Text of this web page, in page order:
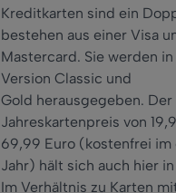
Kreditkarten sind ein
bestehen aus einer Visa
Mastercard. Sie werden
Version Classic und
Gold herausgegeben. Der
Jahreskartenpreis von
69,99 Euro (kostenfrei im
Jahr) hält sich auch hier
Im Verhältnis zu Karten